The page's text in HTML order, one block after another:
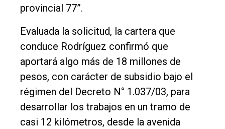
Contacto
provincial 77”.
Evaluada la solicitud, la cartera que
conduce Rodríguez confirmó que
aportará algo más de 18 millones de
pesos, con carácter de subsidio bajo el
régimen del Decreto N° 1.037/03, para
desarrollar los trabajos en un tramo de
casi 12 kilómetros, desde la avenida